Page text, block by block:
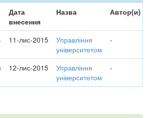
Дата
внесення
Назва Автор(и)
11-лис-2015
Управління
університетом
-
12-лис-2015
Управління
університетом
-